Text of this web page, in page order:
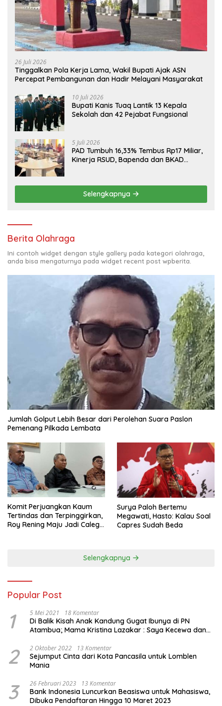
26 Juli 2026
Tinggalkan Pola Kerja Lama, Wakil Bupati Ajak ASN
Percepat Pembangunan dan Hadir Melayani Masyarakat
10 Juli 2026
Bupati Kanis Tuaq Lantik 13 Kepala
Sekolah dan 42 Pejabat Fungsional
5 Juli 2026
PAD Tumbuh 16,33% Tembus Rp17 Miliar,
Kinerja RSUD, Bapenda dan BKAD
Selengkapnya
Berita Olahraga
Ini contoh widget dengan style gallery pada kategori olahraga,
anda bisa mengaturnya pada widget recent post wpberita.
Jumlah Golput Lebih Besar dari Perolehan Suara Paslon
Pemenang Pilkada Lembata
Komit Perjuangkan Kaum
Tertindas dan Terpinggirkan,
Roy Rening Maju Jadi Caleg
Surya Paloh Bertemu
Megawati, Hasto: Kalau Soal
Capres Sudah Beda
Selengkapnya
Popular Post
1 5 Mei 2021 18 Komentar
Di Balik Kisah Anak Kandung Gugat Ibunya di PN
Atambua; Mama Kristina Lazakar : Saya Kecewa dan
2 2 Oktober 2022 13 Komentar
Sejumput Cinta dari Kota Pancasila untuk Lomblen
Mania
3 26 Februari 2023 13 Komentar
Bank Indonesia Luncurkan Beasiswa untuk Mahasiswa,
Dibuka Pendaftaran Hingga 10 Maret 2023